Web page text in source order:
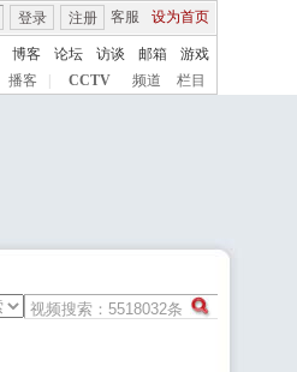
客服 设为首页
登录 注册
博客 论坛 访谈 邮箱
游戏
播客 CCTV 频道 栏目